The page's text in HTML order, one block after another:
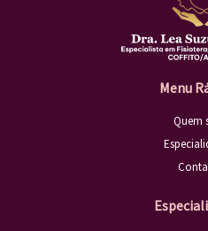
Menu
Quem